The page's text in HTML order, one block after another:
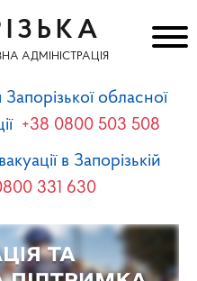
АДМІНІСТРАЦІЯ
обласної
+38 0800 503 508
в Запорізькій
331 630